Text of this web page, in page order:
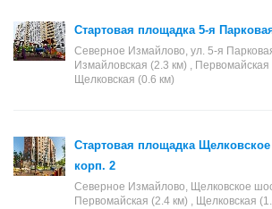
Стартовая площадка 5-я
Северное Измайлово, ул. 5-я
Измайловская (2.3 км) , Первомайская
Щелковская (0.6 км)
Стартовая площадка Щелковское
корп. 2
Северное Измайлово, Щелковское
Первомайская (2.4 км) , Щелковская